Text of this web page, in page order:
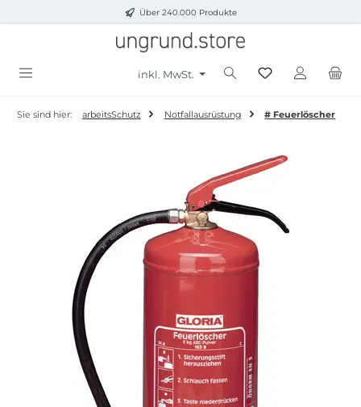
Zum Hauptinhalt springenÜber 240.000 Produkte
inkl. MwSt.
Sie sind hier: arbeitsSchutz Notfallausrüstung # Feuerlöscher